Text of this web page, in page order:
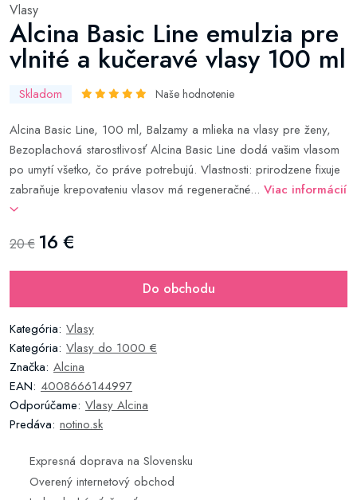
Vlasy
Alcina Basic Line emulzia pre
vlnité a kučeravé vlasy 100 ml
Skladom Naše hodnotenie
Alcina Basic Line, 100 ml, Balzamy a mlieka na vlasy pre ženy,
Bezoplachová starostlivosť Alcina Basic Line dodá vašim vlasom
po umytí všetko, čo práve potrebujú. Vlastnosti: prirodzene fixuje
zabraňuje krepovateniu vlasov má regeneračné... Viac informácií
20 € 16 €
Do obchodu
Kategória: Vlasy
Kategória: Vlasy do 1000 €
Značka: Alcina
EAN: 4008666144997
Odporúčame: Vlasy Alcina
Predáva: notino.sk
Expresná doprava na Slovensku
Overený internetový obchod